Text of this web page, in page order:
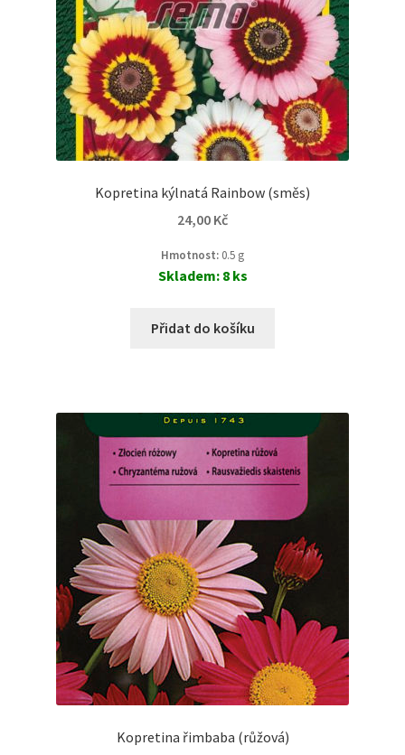
Kopretina kýlnatá Rainbow (směs)
24,00 Kč
Hmotnost: 0.5 g
Skladem: 8 ks
Přidat do košíku
Kopretina řimbaba (růžová)